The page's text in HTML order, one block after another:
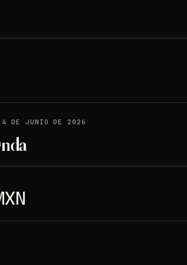
4 DE JUNIO DE 2026